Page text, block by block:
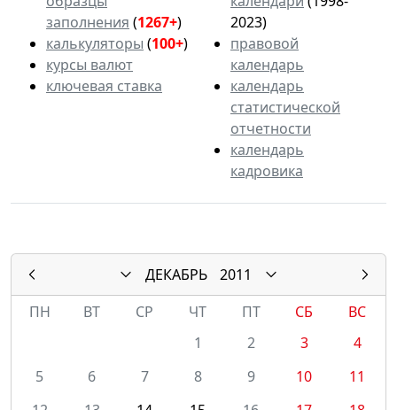
заполнения (1267+)
калькуляторы (100+)
курсы валют
ключевая ставка
2023)
правовой
календарь
календарь
статистической
отчетности
календарь
кадровика
ДЕКАБРЬ
2011
ПН
ВТ СР ЧТ ПТ СБ
ВС
1
2 3
4
5
6 7 8 9 10
11